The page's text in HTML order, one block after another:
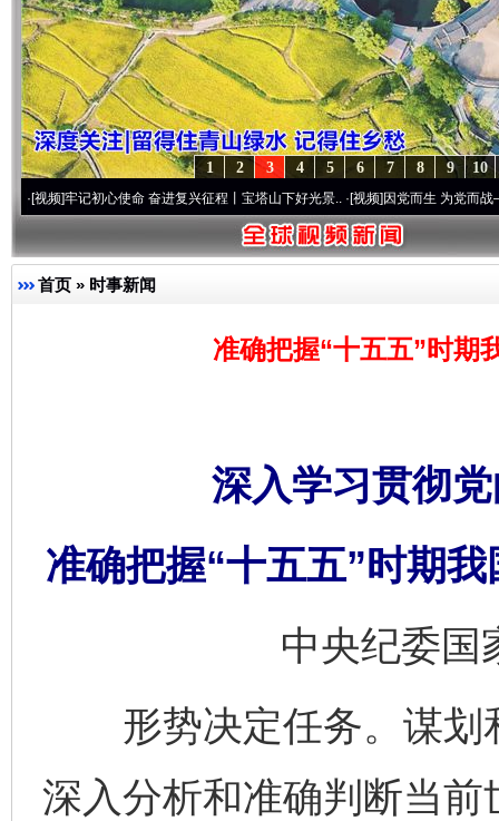
10
9
8
7
6
5
4
3
2
1
记初心使命 奋进复兴征程丨宝塔山下好光景..·[视频]因党而生 为党而战——百年“纪
首页 » 时事新闻
准确把握“十五五”时期
深入学习贯彻
准确把握“十五五”时期
中央纪委国
形势决定任务。谋划
深入分析和准确判断当前